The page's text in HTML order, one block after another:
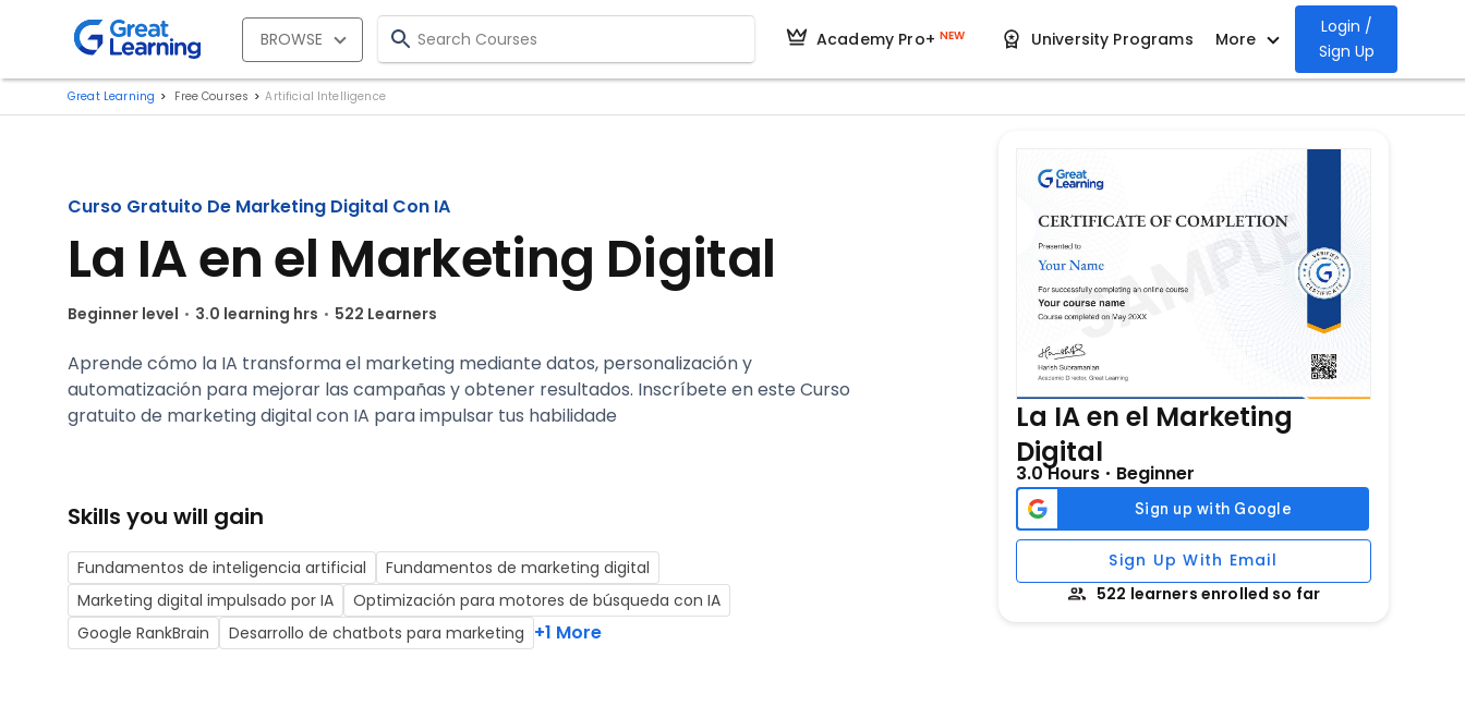
BROWSE Academy Pro+ NEW University Programs More
Login /
Sign Up
Great Learning Free Courses Artificial Intelligence
Curso Gratuito De Marketing Digital Con IA
La IA en el Marketing Digital
Beginner level 3.0 learning hrs 522 Learners
Aprende cómo la IA transforma el marketing mediante datos, personalización y
automatización para mejorar las campañas y obtener resultados. Inscríbete en este Curso
gratuito de marketing digital con IA para impulsar tus habilidade
Skills you will gain
Fundamentos de inteligencia artificial
Fundamentos de marketing digital
Marketing digital impulsado por IA
Optimización para motores de búsqueda con IA
Google RankBrain
Desarrollo de chatbots para marketing +1 More
La IA en el Marketing
Digital
3.0 Hours Beginner
Sign Up With Email
522 learners enrolled so far